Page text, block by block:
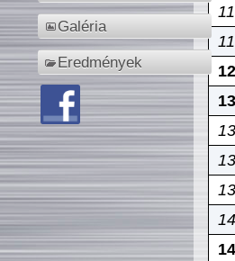
Galéria
Eredmények